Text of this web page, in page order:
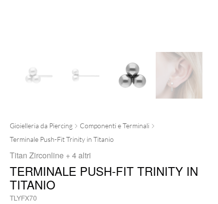
Gioielleria da Piercing
Componenti e Terminali
Terminale Push-Fit Trinity in Titanio
Titan Zirconline + 4 altri
TERMINALE PUSH-FIT TRINITY IN
TITANIO
TLYFX70